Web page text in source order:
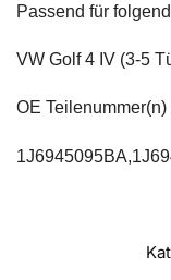
Passend für
VW Golf 4 IV (3-5
OE